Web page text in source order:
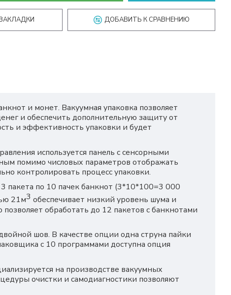
ДОБАВИТЬ К СРАВНЕНИЮ
и монет. Вакуумная упаковка позволяет
и обеспечить дополнительную защиту от
и эффективность упаковки и будет
используется панель с сенсорными
помимо числовых параметров отображать
контролировать процесс упаковки.
пакета по 10 пачек банкнот (3*10*100=3 000
21м3 обеспечивает низкий уровень шума и
обработать до 12 пакетов с банкнотами
шов. В качестве опции одна струна пайки
с 10 программами доступна опция
на производстве вакуумных
очистки и самодиагностики позволяют